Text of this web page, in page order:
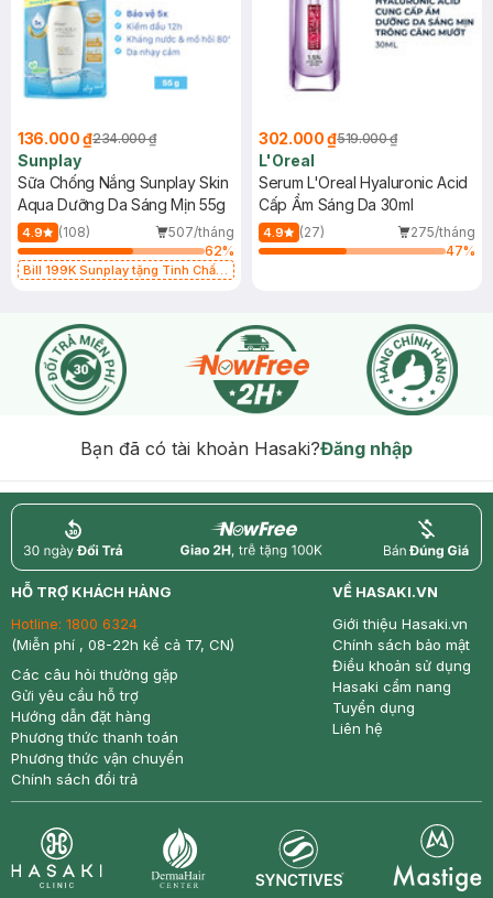
136.000 ₫234.000 ₫
Sunplay
Sữa Chống Nắng Sunplay Skin
Aqua Dưỡng Da Sáng Mịn 55g
4.9 (108)
507/tháng
62%
Bill 199K Sunplay tặng Tinh Chất
302.000 ₫519.000 ₫
L'Oreal
Serum L'Oreal Hyaluronic Acid
Cấp Ẩm Sáng Da 30ml
4.9 (27)
275/tháng
47%
Bạn đã có tài khoản Hasaki?Đăng nhập
return nowfree price
HỖ TRỢ KHÁCH HÀNG
Hotline: 1800 6324
(Miễn phí , 08-22h kể cả T7, CN)
Các câu hỏi thường gặp
Gửi yêu cầu hỗ trợ
Hướng dẫn đặt hàng
Phương thức thanh toán
Phương thức vận chuyển
Chính sách đổi trả
VỀ HASAKI.VN
Giới thiệu Hasaki.vn
Chính sách bảo mật
Điều khoản sử dụng
Hasaki cẩm nang
Tuyển dụng
Liên hệ